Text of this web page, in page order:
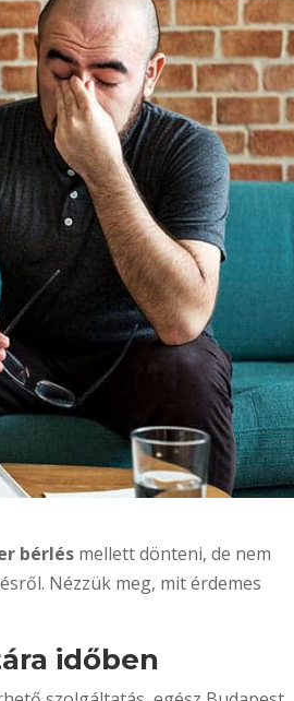
bérlés mellett dönteni, de nem
Nézzük meg, mit érdemes
időben